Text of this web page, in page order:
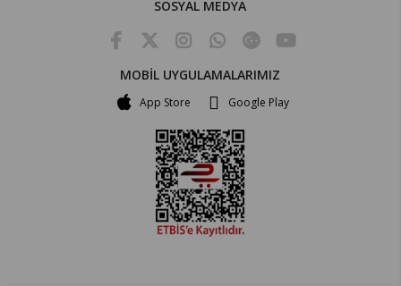
SOSYAL MEDYA
MOBİL UYGULAMALARIMIZ
App Store Google Play